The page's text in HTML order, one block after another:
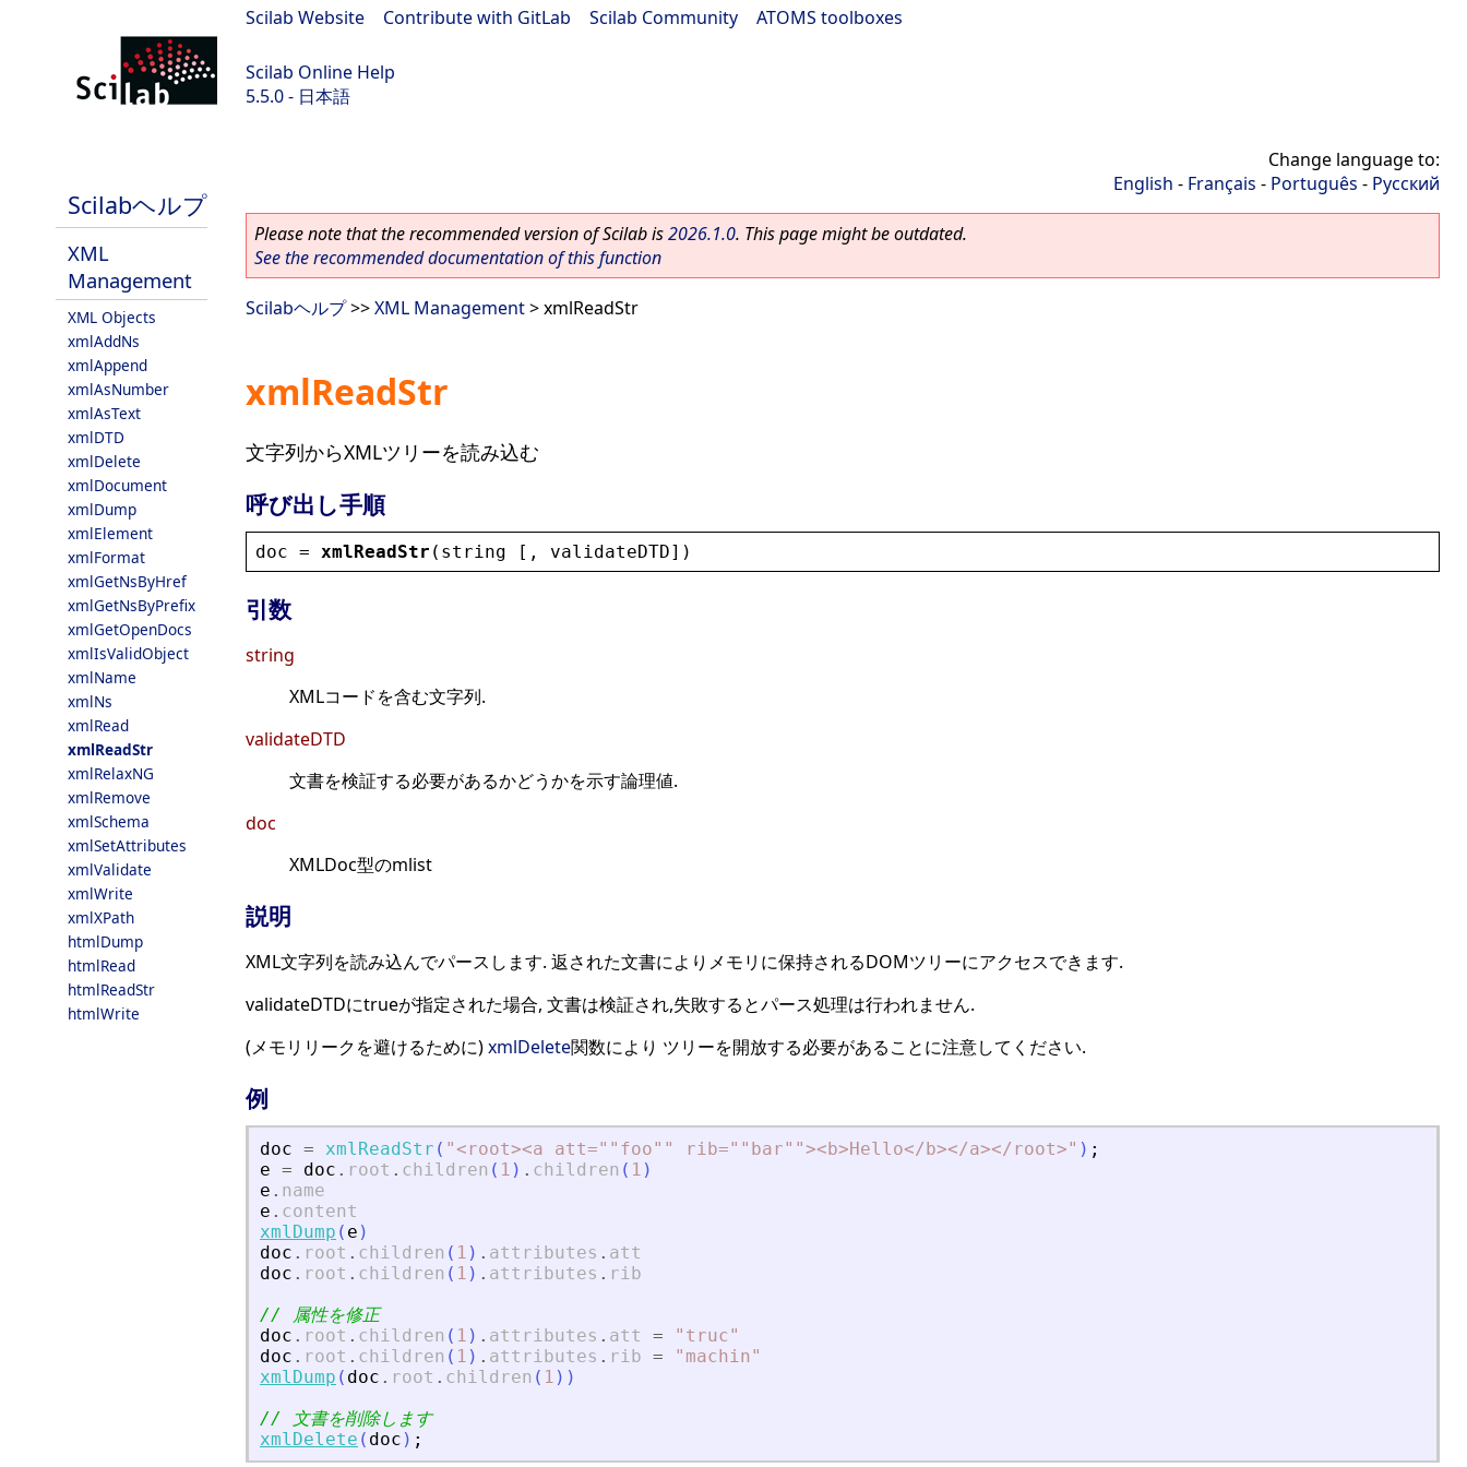
Scilab Website Contribute with GitLab Scilab Community ATOMS toolboxes
Scilab Online Help
5.5.0 - 日本語
Scilabヘルプ
XML
Management
XML Objects
xmlAddNs
xmlAppend
xmlAsNumber
xmlAsText
xmlDTD
xmlDelete
xmlDocument
xmlDump
xmlElement
xmlFormat
xmlGetNsByHref
xmlGetNsByPrefix
xmlGetOpenDocs
xmlIsValidObject
xmlName
xmlNs
xmlRead
xmlReadStr
xmlRelaxNG
xmlRemove
xmlSchema
xmlSetAttributes
xmlValidate
xmlWrite
xmlXPath
htmlDump
htmlRead
htmlReadStr
htmlWrite
Change language to:
English - Français - Português - Русский
Please note that the recommended version of Scilab is2026.1.0. This page might be outdated.
See the recommended documentation of this function
Scilabヘルプ>>XML Management> xmlReadStr
xmlReadStr
文字列からXMLツリーを読み込む
呼び出し手順
doc = xmlReadStr ( string [, validateDTD])
引数
string
XMLコードを含む文字列.
validateDTD
文書を検証する必要があるかどうかを示す論理値.
doc
XMLDoc型のmlist
説明
XML文字列を読み込んでパースします. 返された文書によりメモリに保持されるDOMツリーにアクセスできます.
validateDTDにtrueが指定された場合, 文書は検証され,失敗するとパース処理は行われません.
(メモリリークを避けるために)xmlDelete関数により ツリーを開放する必要があることに注意してください.
例
doc = xmlReadStr ( "< root><a att=""foo"" rib=""bar""><b>Hello</b></a></root>" ) ;
e = doc . root . children ( 1 ) . children ( 1 )
e . name
e . content
xmlDump ( e )
doc . root . children ( 1 ) . attributes . att
doc . root . children ( 1 ) . attributes . rib
// 属性を修正
doc . root . children ( 1 ) . attributes . att = " truc"
doc . root . children ( 1 ) . attributes . rib = " machin"
xmlDump ( doc . root . children ( 1 ) )
// 文書を削除します
xmlDelete ( doc ) ;